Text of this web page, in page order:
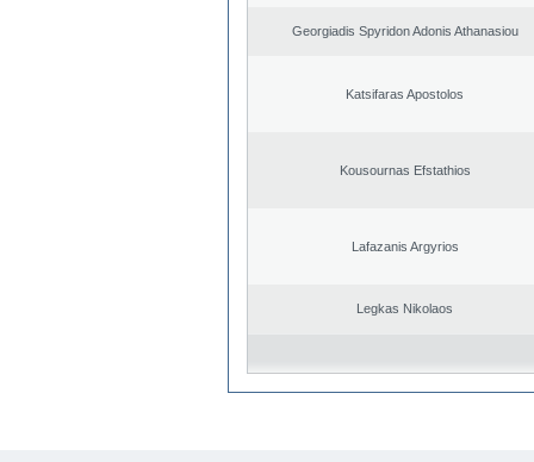
Georgiadis Spyridon Adonis Athanasiou
Katsifaras Apostolos
Kousournas Efstathios
Lafazanis Argyrios
Legkas Nikolaos